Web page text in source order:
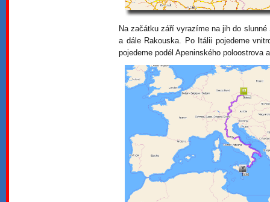
Na začátku září vyrazíme na jih do
a dále Rakouska. Po Itálii pojedeme
pojedeme podél Apeninského